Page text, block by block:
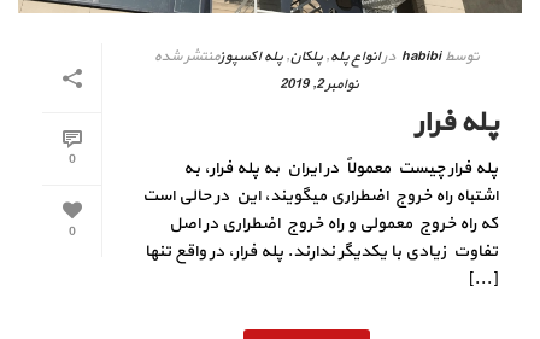
0
0
توسط habibi درانواع پله,پلکان,پله اکسپوزمنتشر شده
نوامبر 2, 2019
پله فرار
پله فرار چیست معمولاً در ایران به پله فرار، به
اشتباه راه خروج اضطراری میگویند، این در حالی است
كه راه خروج معمولی و راه خروج اضطراری در اصل
تفاوت زیادی با یكدیگر ندارند. پله فرار، در واقع تنها
[...]